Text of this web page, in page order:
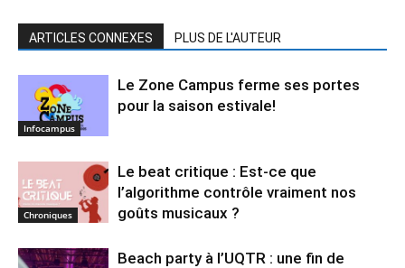
ARTICLES CONNEXES PLUS DE L'AUTEUR
Infocampus
Le Zone Campus ferme ses portes
pour la saison estivale!
Chroniques
Le beat critique : Est-ce que
l’algorithme contrôle vraiment nos
goûts musicaux ?
Beach party à l’UQTR : une fin de